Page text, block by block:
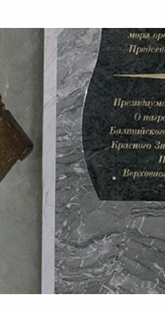
следующие материалы
Анатолием Сердюковым
Горки
правления